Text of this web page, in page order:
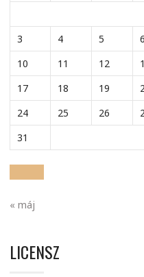
3
4 5 6
10
11 12
17
18 19
24
25 26
31
« máj
LICENSZ